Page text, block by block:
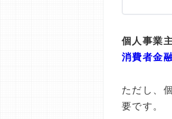
個人事業
消費者金
ただし、
要です。